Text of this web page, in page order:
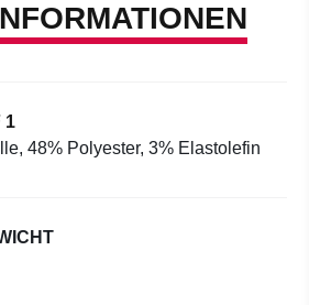
1
48% Polyester, 3% Elastolefin